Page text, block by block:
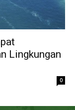
Lingkungan
0